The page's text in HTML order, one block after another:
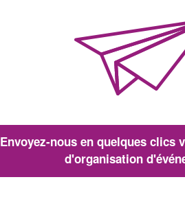
Envoyez-nous en quelques clics
d'organisation